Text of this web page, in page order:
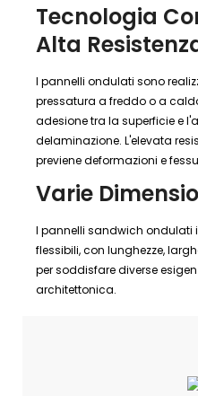
Tecnologia
Alta
I pannelli ondulati sono
pressatura a freddo o a
adesione tra la superficie e
delaminazione. L'elevata
previene deformazioni e
Varie
I pannelli sandwich ondulati
flessibili, con lunghezze,
per soddisfare diverse
architettonica.